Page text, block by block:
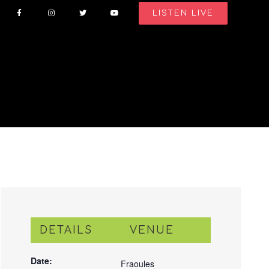
LISTEN LIVE
DETAILS
Date:
VENUE
Fraoules